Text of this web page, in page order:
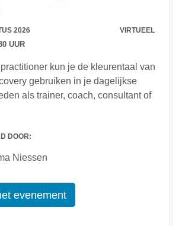
2026 VIRTUEEL
UUR
kun je de kleurentaal van
gebruiken in je dagelijkse
als trainer, coach, consultant of
DOOR:
Niessen
evenement